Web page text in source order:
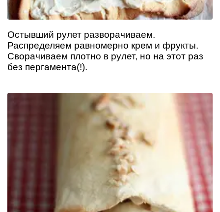
Остывший рулет разворачиваем.
Распределяем равномерно крем и фрукты.
Сворачиваем плотно в рулет, но на этот раз
без пергамента(!).